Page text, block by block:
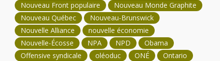
Nouveau Front populaire
Nouveau Monde Graphite
Nouveau Québec
Nouveau-Brunswick
Nouvelle Alliance
nouvelle économie
Nouvelle-Écosse
NPA NPD
Obama
Offensive syndicale
oléoduc ONÉ
Ontario